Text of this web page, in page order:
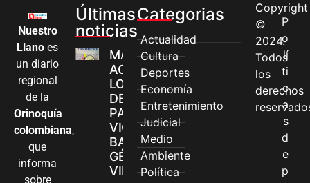
Nuestro
Llano es
un diario
regional
de la
Orinoquía
colombiana,
que
informa
sobre
Últimas
noticias
MÁS MUJERES
ACCEDEN A
LOS CANALES
DE ATENCIÓN
PARA
VIOLENCIAS
BASADAS EN
GÉNERO EN
VILLAVICENCIO
Categorias
Actualidad
Cultura
Deportes
Economía
Entretenimiento
Judicial
Medio
Ambiente
Política
Copyright
©
2024.
Todos
los
derechos
P
o
lí
ti
c
a
s
d
e
p